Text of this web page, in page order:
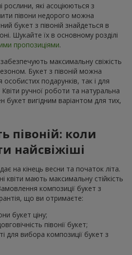
які асоціюються з
півони недорого можна
букет з півоній знайдеться в
Шукайте їх в основному розділі
пропозиціями.
максимальну свіжість
Букет з півоній можна
подарунків, так і для
ручної роботи та натуральна
букет вигідним варіантом для тих,
півоній: коли
найсвіжіші
на кінець весни та початок літа.
квіти мають максимальну стійкість
композиції букет з
що ви отримаєте:
букет ціну;
півонії букет;
для вибора композиції букет з